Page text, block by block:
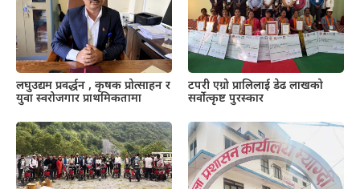
लघुउद्यम प्रवर्द्धन , कृषक प्रोत्साहन र
युवा स्वरोजगार प्राथमिकतामा
टपरी एग्रो प्रालिलाई डेढ लाखको
सर्वोत्कृष्ट पुरस्कार